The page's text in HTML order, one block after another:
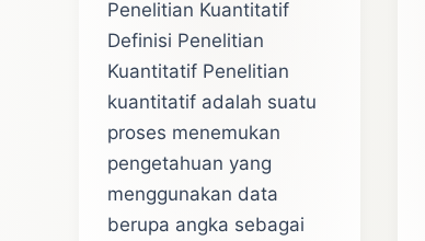
Penelitian Kuantitatif
Definisi Penelitian
Kuantitatif Penelitian
kuantitatif adalah suatu
proses menemukan
pengetahuan yang
menggunakan data
berupa angka sebagai